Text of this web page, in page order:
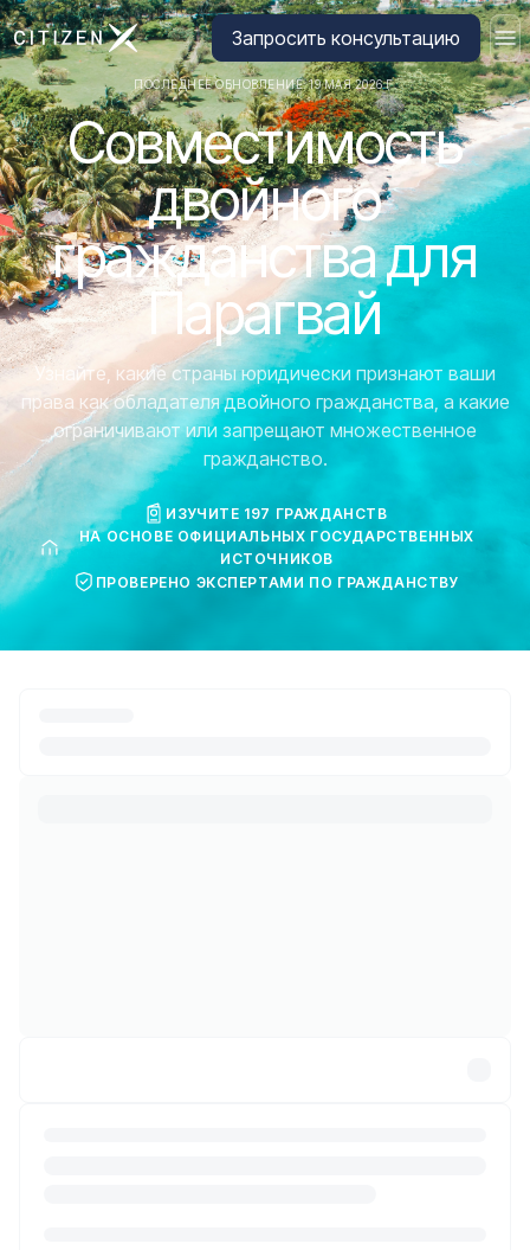
Перейти на главную страницу CitizenX
Запросить консультацию
ПОСЛЕДНЕЕ ОБНОВЛЕНИЕ: 19 МАЯ 2026 Г.
Совместимость
двойного
гражданства для
Парагвай
Узнайте, какие страны юридически признают ваши
права как обладателя двойного гражданства, а какие
ограничивают или запрещают множественное
гражданство.
ИЗУЧИТЕ 197 ГРАЖДАНСТВ
НА ОСНОВЕ ОФИЦИАЛЬНЫХ ГОСУДАРСТВЕННЫХ
ИСТОЧНИКОВ
ПРОВЕРЕНО ЭКСПЕРТАМИ ПО ГРАЖДАНСТВУ